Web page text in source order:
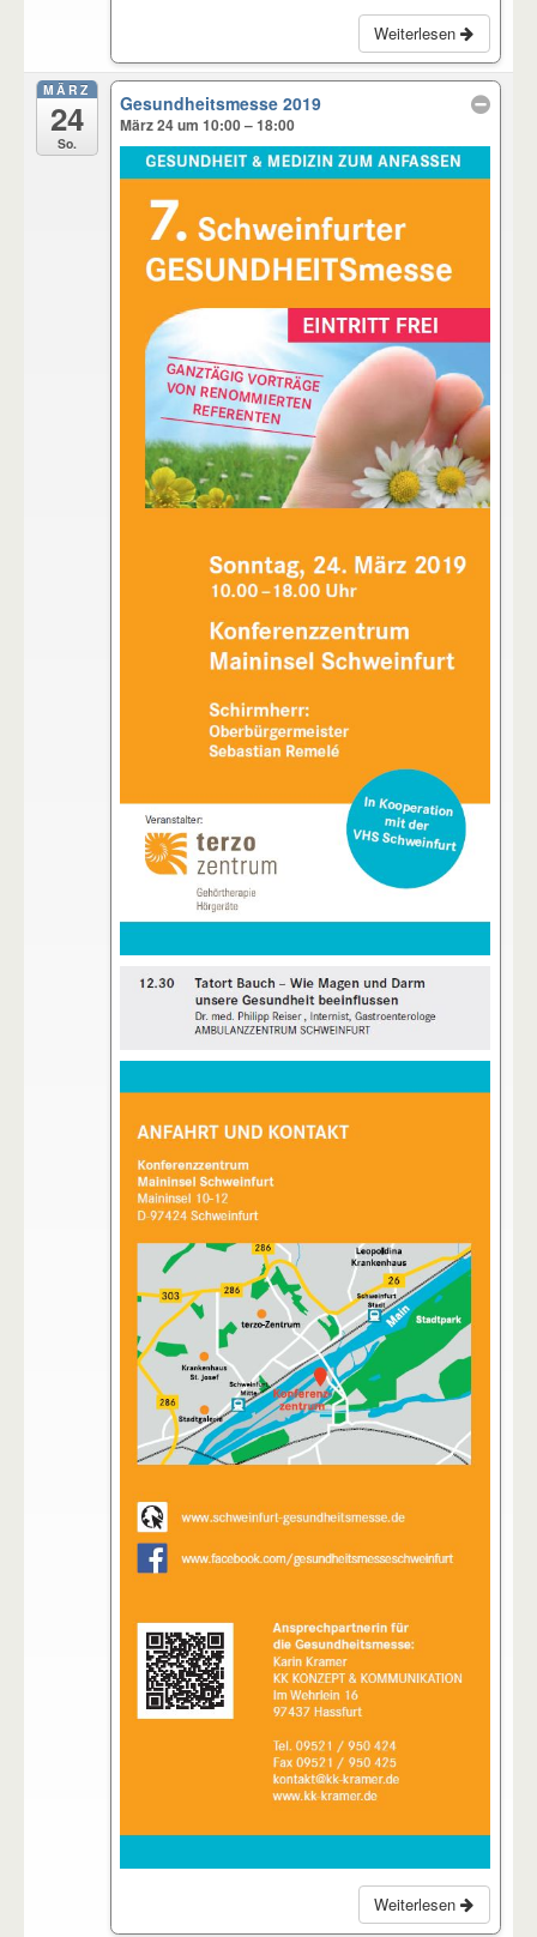
Weiterlesen
MÄRZ
24
So.
Gesundheitsmesse 2019
März 24 um 10:00 – 18:00
Weiterlesen